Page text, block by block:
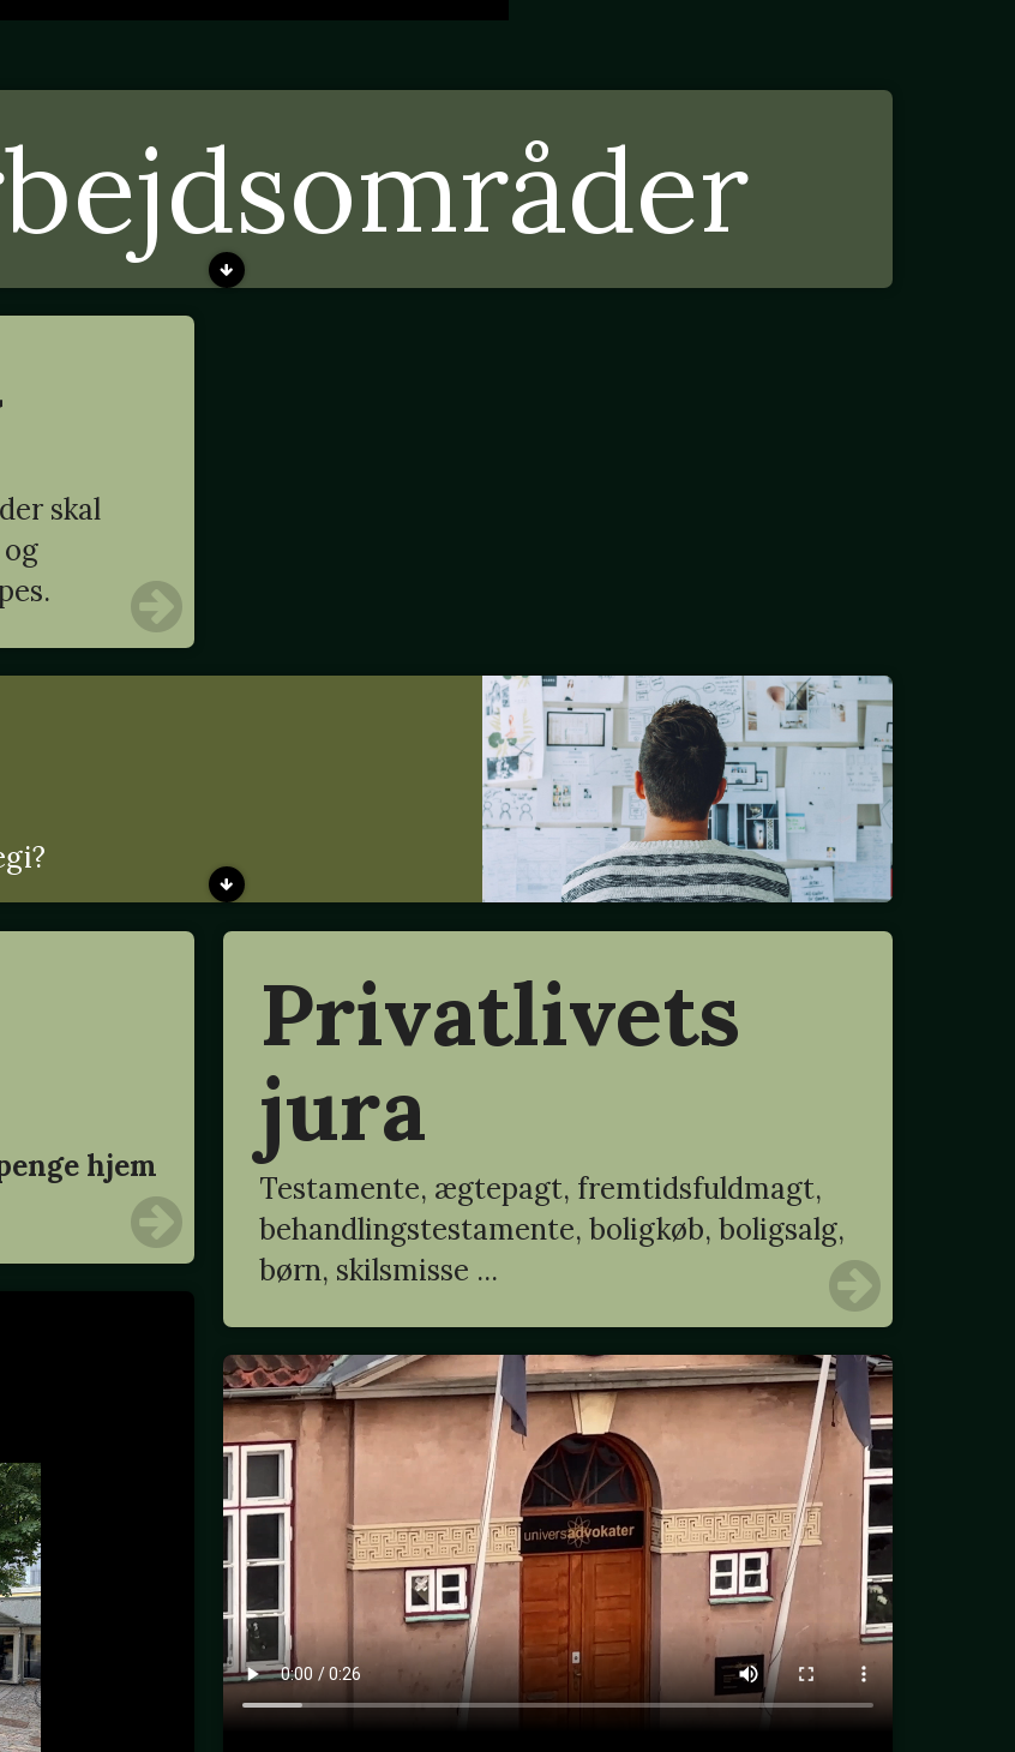
skal
hjem
Privatlivets
jura
Testamente, ægtepagt, fremtidsfuldmagt,
behandlingstestamente, boligkøb, boligsalg,
børn, skilsmisse ...